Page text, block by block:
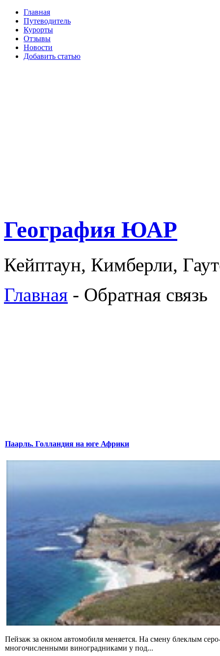
Главная
Путеводитель
Курорты
Отзывы
Новости
Добавить статью
География ЮАР
Кейптаун, Кимберли,
Главная - Обратная связь
Паарль. Голландия на юге Африки
Пейзаж за окном автомобиля меняется. На смену блеклым
многочисленными виноградниками у под...